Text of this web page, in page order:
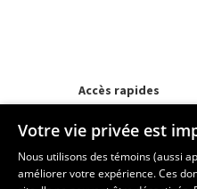
Accès rapides
Corps professoral
Foire aux questions
Votre vie privée est
Nous utilisons des témoins (aussi
améliorer votre expérience. Ces